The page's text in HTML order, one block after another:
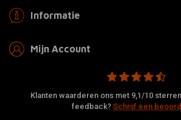
Informatie
Mijn Account
Klanten waarderen ons met 9,1/10
feedback? Schrijf een